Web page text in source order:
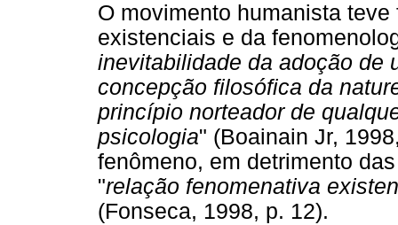
O movimento humanista
existenciais e da
inevitabilidade da adoção de
concepção filosófica da
princípio norteador de
psicologia" (Boainain Jr,
fenômeno, em detrimento
"relação fenomenativa
(Fonseca, 1998, p. 12).